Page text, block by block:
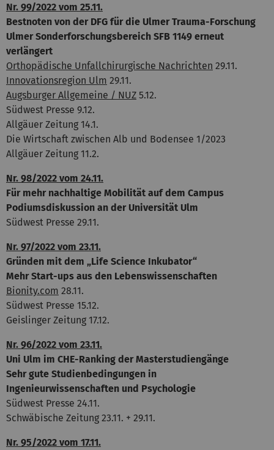
Nr. 99/2022 vom 25.11.
Bestnoten von der DFG für die Ulmer Trauma-Forschung
Ulmer Sonderforschungsbereich SFB 1149 erneut
verlängert
Orthopädische Unfallchirurgische Nachrichten 29.11.
Innovationsregion Ulm 29.11.
Augsburger Allgemeine / NUZ 5.12.
Südwest Presse 9.12.
Allgäuer Zeitung 14.1.
Die Wirtschaft zwischen Alb und Bodensee 1/2023
Allgäuer Zeitung 11.2.
Nr. 98/2022 vom 24.11.
Für mehr nachhaltige Mobilität auf dem Campus
Podiumsdiskussion an der Universität Ulm
Südwest Presse 29.11.
Nr. 97/2022 vom 23.11.
Gründen mit dem „Life Science Inkubator“
Mehr Start-ups aus den Lebenswissenschaften
Bionity.com 28.11.
Südwest Presse 15.12.
Geislinger Zeitung 17.12.
Nr. 96/2022 vom 23.11.
Uni Ulm im CHE-Ranking der Masterstudiengänge
Sehr gute Studienbedingungen in
Ingenieurwissenschaften und Psychologie
Südwest Presse 24.11.
Schwäbische Zeitung 23.11. + 29.11.
Nr. 95/2022 vom 17.11.